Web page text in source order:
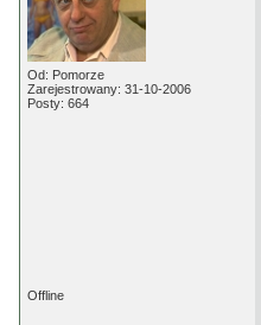
Od: Pomorze
Zarejestrowany: 31-10-2006
Posty: 664
Offline